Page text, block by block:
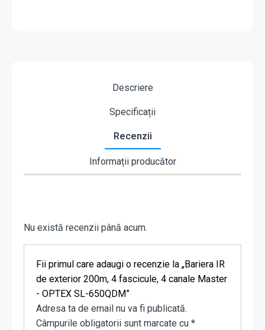
Descriere
Specificații
Recenzii
Informații producător
Nu există recenzii până acum.
Fii primul care adaugi o recenzie la „Bariera IR
de exterior 200m, 4 fascicule, 4 canale Master
- OPTEX SL-650QDM”
Adresa ta de email nu va fi publicată.
Câmpurile obligatorii sunt marcate cu *